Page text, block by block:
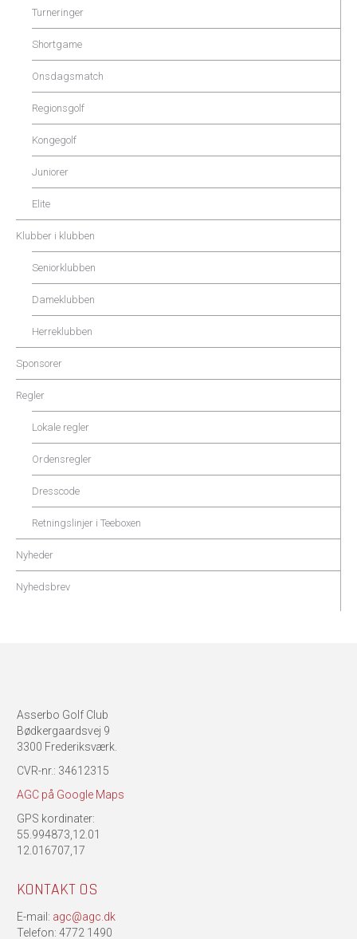
Turneringer
Shortgame
Onsdagsmatch
Regionsgolf
Kongegolf
Juniorer
Elite
Klubber i klubben
Seniorklubben
Dameklubben
Herreklubben
Sponsorer
Regler
Lokale regler
Ordensregler
Dresscode
Retningslinjer i Teeboxen
Nyheder
Nyhedsbrev
Asserbo Golf Club
Bødkergaardsvej 9
3300 Frederiksværk.
CVR-nr.: 34612315
AGC på Google Maps
GPS kordinater:
55.994873,12.01
12.016707,17
KONTAKT OS
E-mail: agc@agc.dk
Telefon: 4772 1490